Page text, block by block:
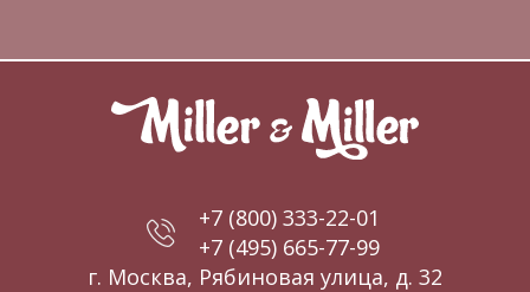
+7 (800) 333-22-01
+7 (495) 665-77-99
г. Москва, Рябиновая улица, д. 32